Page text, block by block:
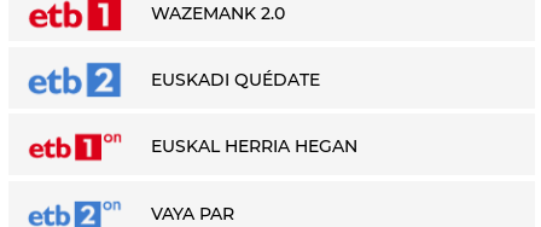
WAZEMANK 2.0
EUSKADI QUÉDATE
EUSKAL HERRIA HEGAN
VAYA PAR